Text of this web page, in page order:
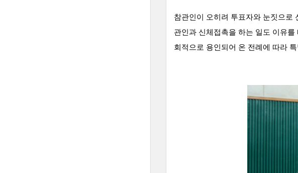
참관인이 오히려 투표자와 눈짓으로
관인과 신체접촉을 하는 일도 이유
회적으로 용인되어 온 전례에 따라